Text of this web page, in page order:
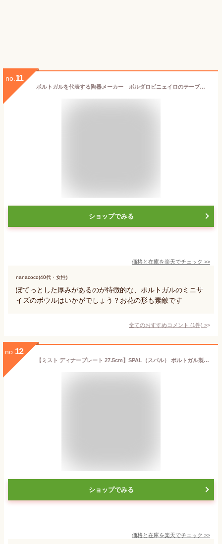
no. 11
ポルトガルを代表する陶器メーカー ボルダロピニェイロのテーブルウエア 南欧の豊かなライフスタイルをご家庭に！ 野山に咲く花々を柔らかい彩色で表現したブルーミー プチボウル アネモネ おしゃれなポルトガル食器 レンジOK 食洗器OK 入学 お祝い 母の日
ショップでみる
価格と在庫を楽天でチェック >>
nanacoco(40代・女性)
ぽてっとした厚みがあるのが特徴的な、ポルトガルのミニサ
イズのボウルはいかがでしょう？お花の形も素敵です
全てのおすすめコメント (1件) >
no. 12
【ミスト ディナープレート 27.5cm】SPAL（スパル） ポルトガル製 大人 プレゼント おしゃれ 洋食器 海外食器 ヨーロッパ 高級 エムスタイル M.STYLE【ミヤザキ食器】【Silent-サイレント-】
ショップでみる
価格と在庫を楽天でチェック >>